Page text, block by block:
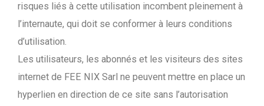
risques liés à cette utilisation incombent pleinement à
l’internaute, qui doit se conformer à leurs conditions
d’utilisation.
Les utilisateurs, les abonnés et les visiteurs des sites
internet de FEE NIX Sarl ne peuvent mettre en place un
hyperlien en direction de ce site sans l’autorisation